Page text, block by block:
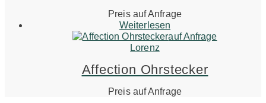
Preis auf Anfrage
Weiterlesen
auf Anfrage
Lorenz
Affection Ohrstecker
Preis auf Anfrage